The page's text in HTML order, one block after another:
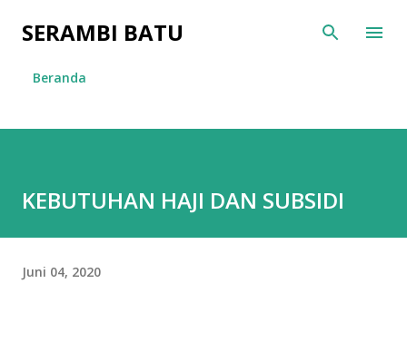
Langsung ke konten utama
SERAMBI BATU
Beranda
KEBUTUHAN HAJI DAN SUBSIDI
Juni 04, 2020